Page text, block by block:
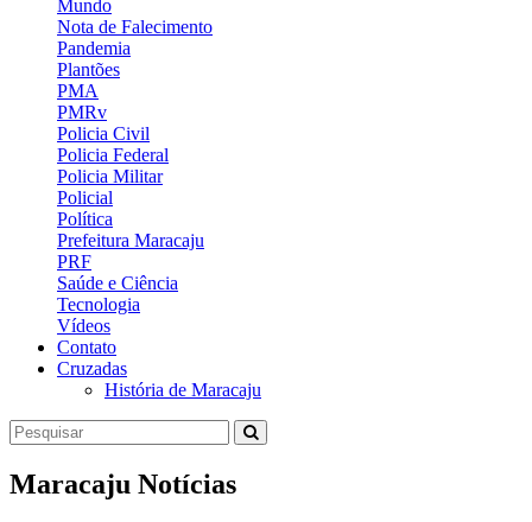
Mundo
Nota de Falecimento
Pandemia
Plantões
PMA
PMRv
Policia Civil
Policia Federal
Policia Militar
Policial
Política
Prefeitura Maracaju
PRF
Saúde e Ciência
Tecnologia
Vídeos
Contato
Cruzadas
História de Maracaju
Maracaju Notícias